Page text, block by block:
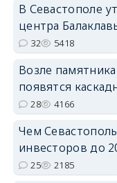
В Севастополе
центра
32 5418
Возле
появятся
28 4166
Чем
инвесторов до
25 2185